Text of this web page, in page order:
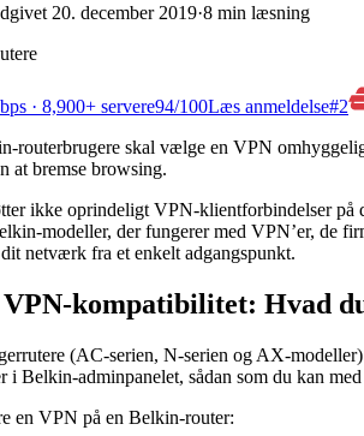
20. december 2019·8 min læsning
· 8,900+ servere94/100Læs anmeldelse#2
routerbrugere skal vælge en VPN
at bremse browsing.
ikke oprindeligt VPN-klientforbindelser
modeller, der fungerer med VPN’er, de
netværk fra et enkelt adgangspunkt.
kompatibilitet: Hvad
(AC-serien, N-serien og AX-
i Belkin-adminpanelet, sådan som du kan
en VPN på en Belkin-router: